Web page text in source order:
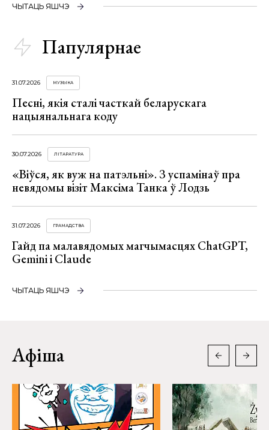
ЧЫТАЦЬ ЯШЧЭ
Папулярнае
31.07.2026 МУЗЫКА
Песні, якія сталі часткай беларускага
нацыянальнага коду
30.07.2026 ЛІТАРАТУРА
«Віўся, як вуж на патэльні». З успамінаў пра
невядомы візіт Максіма Танка ў Лодзь
31.07.2026 ГРАМАДСТВА
Гайд па малавядомых магчымасцях ChatGPT,
Gemini і Claude
ЧЫТАЦЬ ЯШЧЭ
Афіша